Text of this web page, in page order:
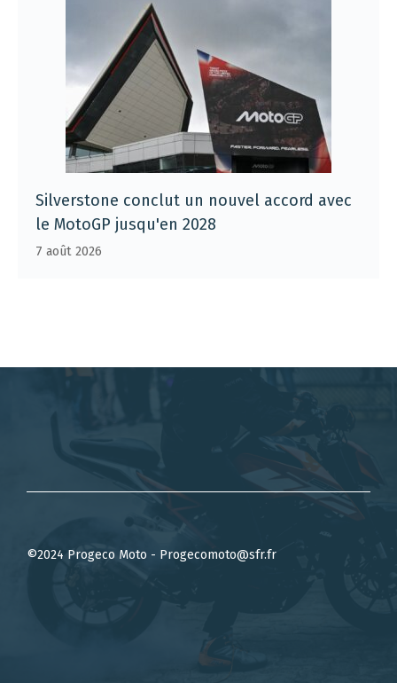
Silverstone conclut un nouvel accord avec
le MotoGP jusqu'en 2028
7 août 2026
©2024 Progeco Moto - Progecomoto@sfr.fr